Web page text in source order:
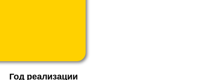
г. Санкт-Петербург
Год реализации